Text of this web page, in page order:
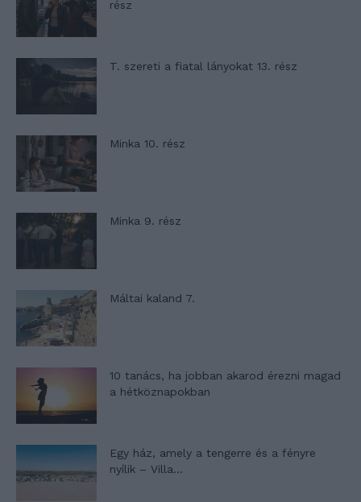
rész
T. szereti a fiatal lányokat 13. rész
Minka 10. rész
Minka 9. rész
Máltai kaland 7.
10 tanács, ha jobban akarod érezni magad
a hétköznapokban
Egy ház, amely a tengerre és a fényre
nyílik – Villa...